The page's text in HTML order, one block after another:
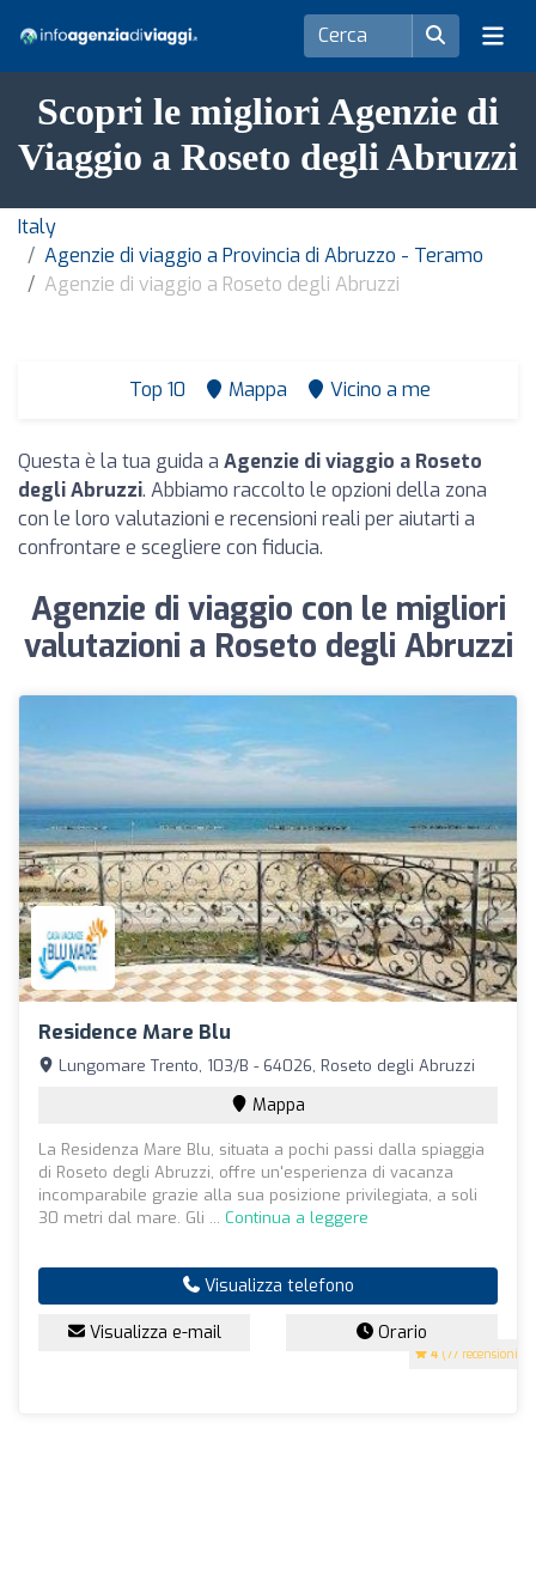
Scopri le migliori Agenzie di
Viaggio a Roseto degli Abruzzi
Italy
Agenzie di viaggio a Provincia di Abruzzo - Teramo
Agenzie di viaggio a Roseto degli Abruzzi
Top 10 Mappa Vicino a me
Questa è la tua guida a Agenzie di viaggio a Roseto
degli Abruzzi. Abbiamo raccolto le opzioni della zona
con le loro valutazioni e recensioni reali per aiutarti a
confrontare e scegliere con fiducia.
Agenzie di viaggio con le migliori
valutazioni a Roseto degli Abruzzi
Residence Mare Blu
4 (77 recensioni)
Lungomare Trento, 103/B - 64026, Roseto degli Abruzzi
Mappa
La Residenza Mare Blu, situata a pochi passi dalla spiaggia
di Roseto degli Abruzzi, offre un'esperienza di vacanza
incomparabile grazie alla sua posizione privilegiata, a soli
30 metri dal mare. Gli ... Continua a leggere
Visualizza telefono
Visualizza e-mail Orario